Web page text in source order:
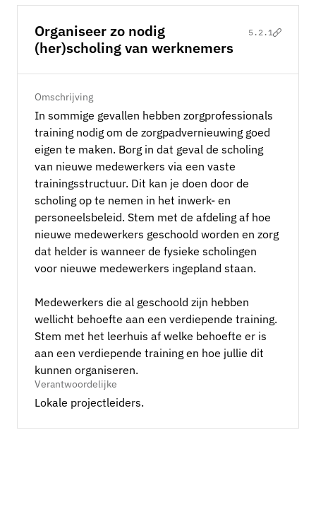
Organiseer zo nodig
(her)scholing van werknemers
5.2.1
Omschrijving
In sommige gevallen hebben zorgprofessionals
training nodig om de zorgpadvernieuwing goed
eigen te maken. Borg in dat geval de scholing
van nieuwe medewerkers via een vaste
trainingsstructuur. Dit kan je doen door de
scholing op te nemen in het inwerk- en
personeelsbeleid. Stem met de afdeling af hoe
nieuwe medewerkers geschoold worden en zorg
dat helder is wanneer de fysieke scholingen
voor nieuwe medewerkers ingepland staan.
Medewerkers die al geschoold zijn hebben
wellicht behoefte aan een verdiepende training.
Stem met het leerhuis af welke behoefte er is
aan een verdiepende training en hoe jullie dit
kunnen organiseren.
Verantwoordelijke
Lokale projectleiders.